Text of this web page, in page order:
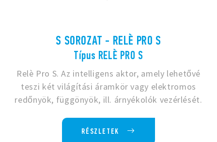
S SOROZAT - RELÈ PRO S
Típus RELÈ PRO S
Relè Pro S. Az intelligens aktor, amely lehetővé
teszi két világítási áramkör vagy elektromos
redőnyök, függönyök, ill. árnyékolók vezérlését.
RÉSZLETEK